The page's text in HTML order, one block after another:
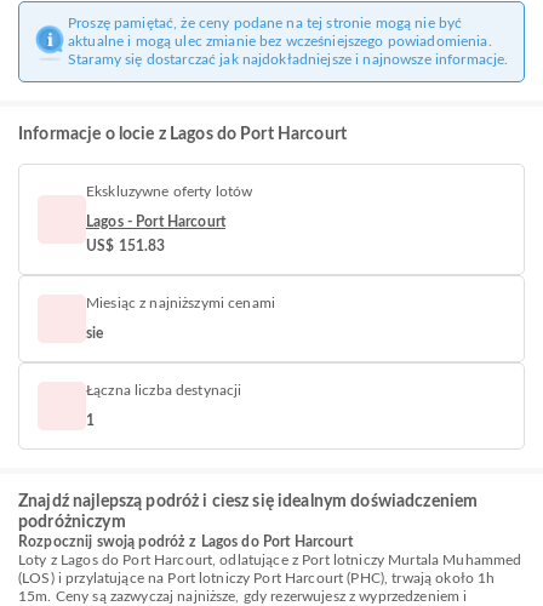
Proszę pamiętać, że ceny podane na tej stronie mogą nie być
aktualne i mogą ulec zmianie bez wcześniejszego powiadomienia.
Staramy się dostarczać jak najdokładniejsze i najnowsze informacje.
Informacje o locie z Lagos do Port Harcourt
Ekskluzywne oferty lotów
Lagos - Port Harcourt
US$ 151.83
Miesiąc z najniższymi cenami
sie
Łączna liczba destynacji
1
Znajdź najlepszą podróż i ciesz się idealnym doświadczeniem
podróżniczym
Rozpocznij swoją podróż z Lagos do Port Harcourt
Loty z Lagos do Port Harcourt, odlatujące z Port lotniczy Murtala Muhammed
(LOS) i przylatujące na Port lotniczy Port Harcourt (PHC), trwają około 1h
15m. Ceny są zazwyczaj najniższe, gdy rezerwujesz z wyprzedzeniem i